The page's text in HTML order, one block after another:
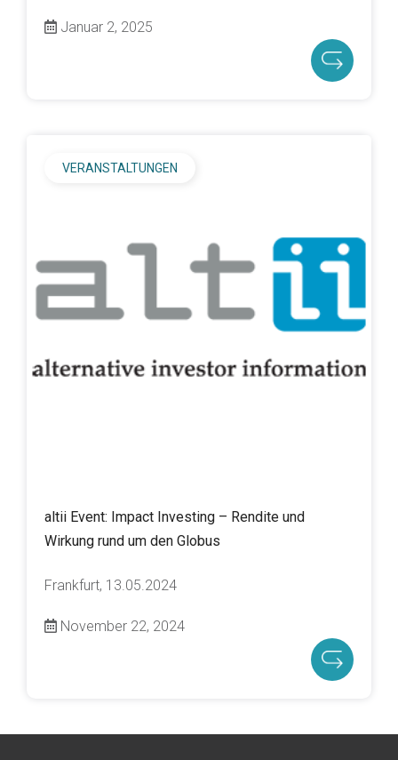
Januar 2, 2025
altii Event: Impact Investing – Rendite und
Wirkung rund um den Globus
November 22, 2024
Frankfurt, 13.05.2024
VERANSTALTUNGEN